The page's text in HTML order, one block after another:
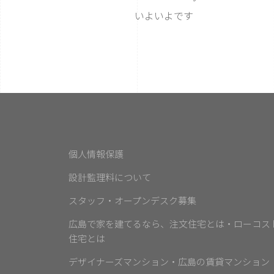
いよいよです
個人情報保護
設計監理料について
スタッフ・オープンデスク募集
広島で家を建てるなら、注文住宅とは・ローコス
住宅とは
デザイナーズマンション・広島の賃貸マンション